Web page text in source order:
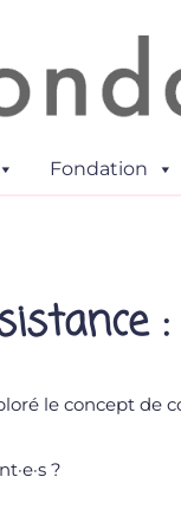
Fondation
le concept
?